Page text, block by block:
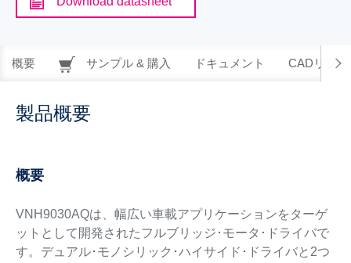
概要 サンプル & 購入 ドキュメント CADリソー
製品概要
概要
VNH9030AQは、幅広い車載アプリケーションをターゲ
ットとして開発されたフルブリッジ･モータ･ドライバで
す。デュアル･モノシリック･ハイサイド･ドライバと2つ